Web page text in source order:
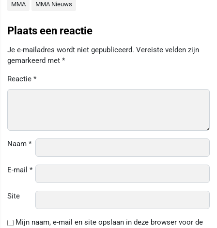
MMA MMA Nieuws
Plaats een reactie
Je e-mailadres wordt niet gepubliceerd. Vereiste velden zijn
gemarkeerd met *
Reactie *
Naam *
E-mail *
Site
Mijn naam, e-mail en site opslaan in deze browser voor de